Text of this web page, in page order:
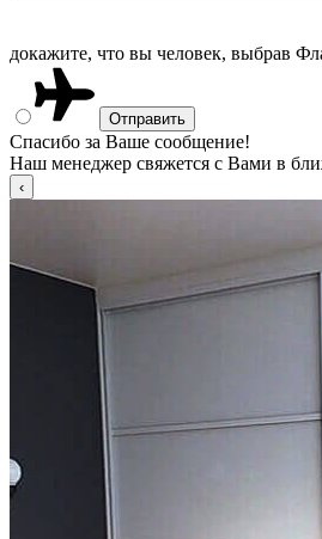
докажите, что вы человек, выбрав
Спасибо за Ваше сообщение!
Наш менеджер свяжется с Вами в